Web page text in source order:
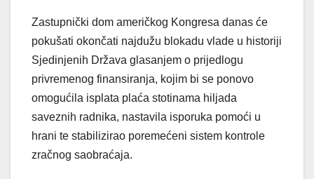
Zastupnički dom američkog Kongresa danas će
pokušati okončati najdužu blokadu vlade u historiji
Sjedinjenih Država glasanjem o prijedlogu
privremenog finansiranja, kojim bi se ponovo
omogućila isplata plaća stotinama hiljada
saveznih radnika, nastavila isporuka pomoći u
hrani te stabilizirao poremećeni sistem kontrole
zračnog saobraćaja.